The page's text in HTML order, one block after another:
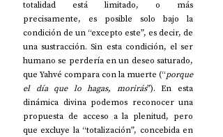
totalidad está limitado, o más
precisamente, es posible solo bajo la
condición de un “excepto este”, es decir, de
una sustracción. Sin esta condición, el ser
humano se perdería en un deseo saturado,
que Yahvé compara con la muerte (“porque
el día que lo hagas, morirás”). En esta
dinámica divina podemos reconocer una
propuesta de acceso a la plenitud, pero
que excluye la “totalización”, concebida en